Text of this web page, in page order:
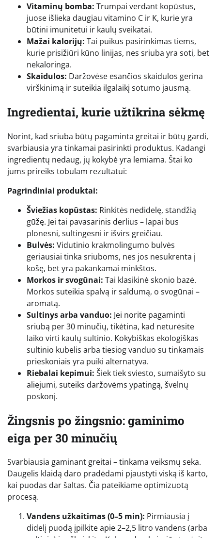
Vitaminų bomba: Trumpai verdant kopūstus,
juose išlieka daugiau vitamino C ir K, kurie yra
būtini imunitetui ir kaulų sveikatai.
Mažai kalorijų: Tai puikus pasirinkimas tiems,
kurie prisižiūri kūno linijas, nes sriuba yra soti, bet
nekaloringa.
Skaidulos: Daržovėse esančios skaidulos gerina
virškinimą ir suteikia ilgalaikį sotumo jausmą.
Ingredientai, kurie užtikrina sėkmę
Norint, kad sriuba būtų pagaminta greitai ir būtų gardi,
svarbiausia yra tinkamai pasirinkti produktus. Kadangi
ingredientų nedaug, jų kokybė yra lemiama. Štai ko
jums prireiks tobulam rezultatui:
Pagrindiniai produktai:
Šviežias kopūstas: Rinkitės nedidelę, standžią
gūžę. Jei tai pavasarinis derlius – lapai bus
plonesni, sultingesni ir išvirs greičiau.
Bulvės: Vidutinio krakmolingumo bulvės
geriausiai tinka sriuboms, nes jos nesukrenta į
košę, bet yra pakankamai minkštos.
Morkos ir svogūnai: Tai klasikinė skonio bazė.
Morkos suteikia spalvą ir saldumą, o svogūnai –
aromatą.
Sultinys arba vanduo: Jei norite pagaminti
sriubą per 30 minučių, tikėtina, kad neturėsite
laiko virti kaulų sultinio. Kokybiškas ekologiškas
sultinio kubelis arba tiesiog vanduo su tinkamais
prieskoniais yra puiki alternatyva.
Riebalai kepimui: Šiek tiek sviesto, sumaišyto su
aliejumi, suteiks daržovėms ypatingą, švelnų
poskonį.
Žingsnis po žingsnio: gaminimo
eiga per 30 minučių
Svarbiausia gaminant greitai – tinkama veiksmų seka.
Daugelis klaidą daro pradėdami pjaustyti viską iš karto,
kai puodas dar šaltas. Čia pateikiame optimizuotą
procesą.
Vandens užkaitimas (0–5 min): Pirmiausia į
didelį puodą įpilkite apie 2–2,5 litro vandens (arba